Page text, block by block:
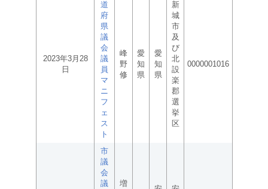
2023年3月28
日
道
府
県
議
会
議
員
マ
ニ
フ
ェ
ス
ト
峰
野
修
愛
知
県
愛
知
県
新
城
市
及
び
北
設
楽
郡
選
挙
区
0000001016
市
議
会
議
増